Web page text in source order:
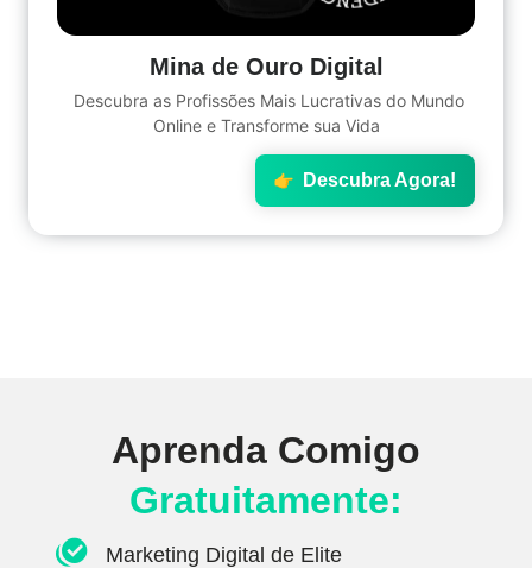
Mina de Ouro Digital
Descubra as Profissões Mais Lucrativas do Mundo
Online e Transforme sua Vida
Descubra Agora!
Aprenda Comigo
Gratuitamente:
Marketing Digital de Elite